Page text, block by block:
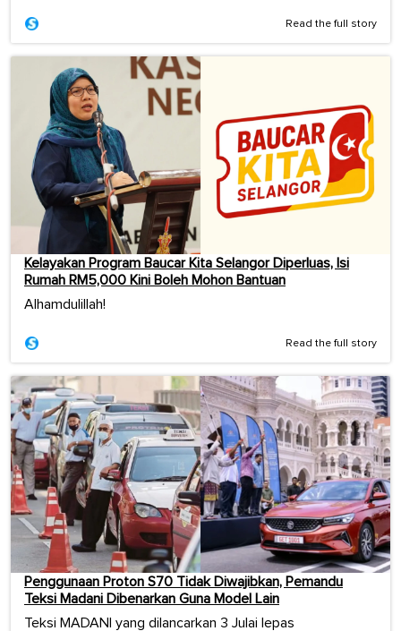
Read the full story
Kelayakan Program Baucar Kita Selangor Diperluas, Isi
Rumah RM5,000 Kini Boleh Mohon Bantuan
Alhamdulillah!
Read the full story
Penggunaan Proton S70 Tidak Diwajibkan, Pemandu
Teksi Madani Dibenarkan Guna Model Lain
Teksi MADANI yang dilancarkan 3 Julai lepas